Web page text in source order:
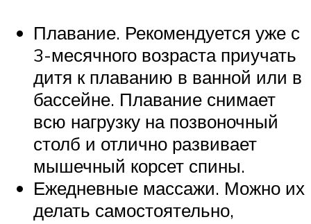
Плавание. Рекомендуется уже с
3-месячного возраста приучать
дитя к плаванию в ванной или в
бассейне. Плавание снимает
всю нагрузку на позвоночный
столб и отлично развивает
мышечный корсет спины.
Ежедневные массажи. Можно их
делать самостоятельно,